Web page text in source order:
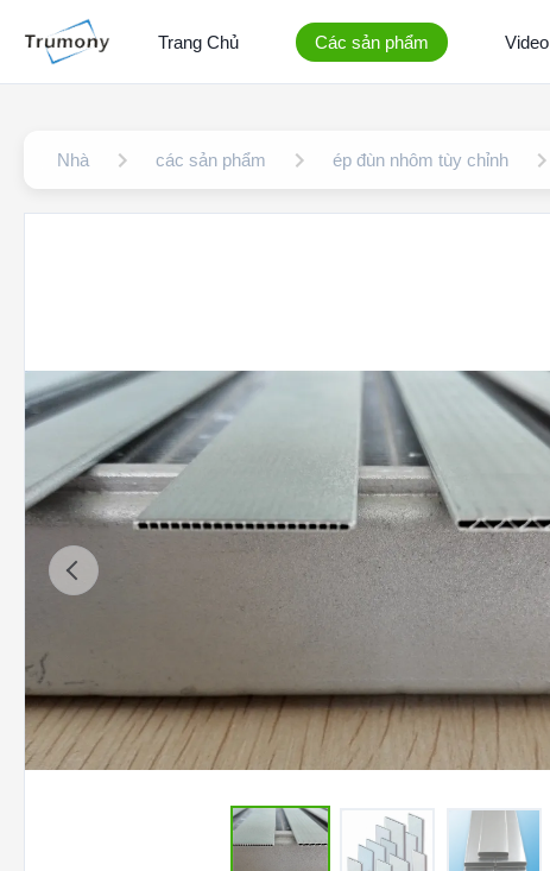
Trang Chủ Các sản phẩm Video
Nhà các sản phẩm ép đùn nhôm tùy chỉnh